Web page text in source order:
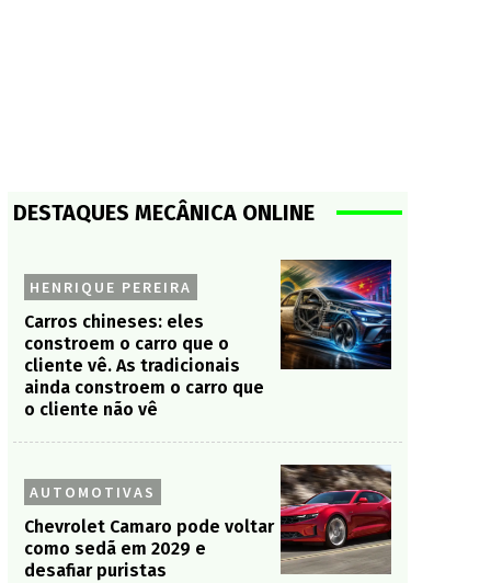
DESTAQUES MECÂNICA ONLINE
HENRIQUE PEREIRA
Carros chineses: eles
constroem o carro que o
cliente vê. As tradicionais
ainda constroem o carro que
o cliente não vê
AUTOMOTIVAS
Chevrolet Camaro pode voltar
como sedã em 2029 e
desafiar puristas